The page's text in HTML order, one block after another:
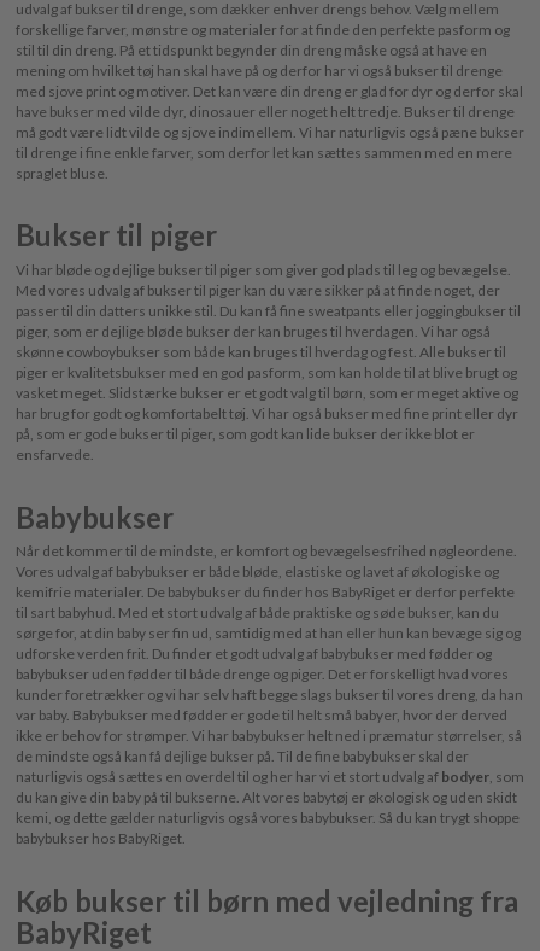
udvalg af bukser til drenge, som dækker enhver drengs behov. Vælg mellem
forskellige farver, mønstre og materialer for at finde den perfekte pasform og
stil til din dreng. På et tidspunkt begynder din dreng måske også at have en
mening om hvilket tøj han skal have på og derfor har vi også bukser til drenge
med sjove print og motiver. Det kan være din dreng er glad for dyr og derfor skal
have bukser med vilde dyr, dinosauer eller noget helt tredje. Bukser til drenge
må godt være lidt vilde og sjove indimellem. Vi har naturligvis også pæne bukser
til drenge i fine enkle farver, som derfor let kan sættes sammen med en mere
spraglet bluse.
Bukser til piger
Vi har bløde og dejlige bukser til piger som giver god plads til leg og bevægelse.
Med vores udvalg af bukser til piger kan du være sikker på at finde noget, der
passer til din datters unikke stil. Du kan få fine sweatpants eller joggingbukser til
piger, som er dejlige bløde bukser der kan bruges til hverdagen. Vi har også
skønne cowboybukser som både kan bruges til hverdag og fest. Alle bukser til
piger er kvalitetsbukser med en god pasform, som kan holde til at blive brugt og
vasket meget. Slidstærke bukser er et godt valg til børn, som er meget aktive og
har brug for godt og komfortabelt tøj. Vi har også bukser med fine print eller dyr
på, som er gode bukser til piger, som godt kan lide bukser der ikke blot er
ensfarvede.
Babybukser
Når det kommer til de mindste, er komfort og bevægelsesfrihed nøgleordene.
Vores udvalg af babybukser er både bløde, elastiske og lavet af økologiske og
kemifrie materialer. De babybukser du finder hos BabyRiget er derfor perfekte
til sart babyhud. Med et stort udvalg af både praktiske og søde bukser, kan du
sørge for, at din baby ser fin ud, samtidig med at han eller hun kan bevæge sig og
udforske verden frit. Du finder et godt udvalg af babybukser med fødder og
babybukser uden fødder til både drenge og piger. Det er forskelligt hvad vores
kunder foretrækker og vi har selv haft begge slags bukser til vores dreng, da han
var baby. Babybukser med fødder er gode til helt små babyer, hvor der derved
ikke er behov for strømper. Vi har babybukser helt ned i præmatur størrelser, så
de mindste også kan få dejlige bukser på. Til de fine babybukser skal der
naturligvis også sættes en overdel til og her har vi et stort udvalg af bodyer, som
du kan give din baby på til bukserne. Alt vores babytøj er økologisk og uden skidt
kemi, og dette gælder naturligvis også vores babybukser. Så du kan trygt shoppe
babybukser hos BabyRiget.
Køb bukser til børn med vejledning fra
BabyRiget